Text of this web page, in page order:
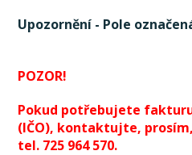
Upozornění - Pole
POZOR!
Pokud potřebujete
(IČO), kontaktujte,
tel. 725 964 570.